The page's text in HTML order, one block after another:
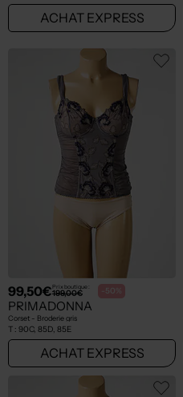
ACHAT EXPRESS
99,50€Prix boutique :
199,00€ -50%
PRIMADONNA
Corset - Broderie gris
T : 90C, 85D, 85E
ACHAT EXPRESS